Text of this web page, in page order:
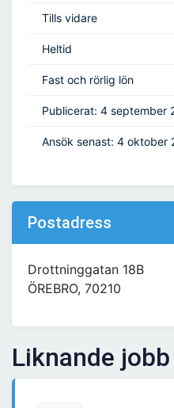
Tills vidare
Heltid
Fast och rörlig lön
Publicerat: 4 september
Ansök senast: 4 oktober
Postadress
Drottninggatan 18B
ÖREBRO, 70210
Liknande jobb